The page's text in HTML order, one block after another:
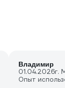
Владимир
01.04.2026г.
Опыт